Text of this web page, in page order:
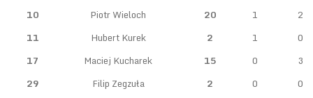
10
Piotr Wieloch 20 1
2
11
Hubert Kurek 2 1
0
17
Maciej Kucharek 15 0
3
29
Filip Zegzuła 2 0
0